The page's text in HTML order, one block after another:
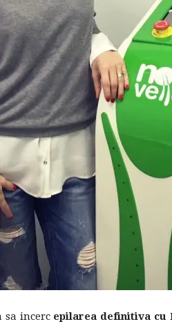
sa incerc epilarea definitiva cu